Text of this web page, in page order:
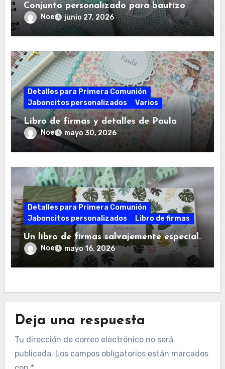
Conjunto personalizado para bautizo
Noe junio 27, 2026
Detalles para Primera Comunión
Jaboncitos personalizados
Varios
Libro de firmas y detalles de Paula
Noe mayo 30, 2026
Detalles para Primera Comunión
Jaboncitos personalizados
Libro de firmas
Un libro de firmas salvajemente especial.
Noe mayo 16, 2026
Deja una respuesta
Tu dirección de correo electrónico no será
publicada. Los campos obligatorios están marcados